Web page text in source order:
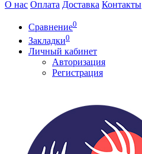
О нас Оплата Доставка Контакты
Сравнение0
Закладки0
Личный кабинет
Авторизация
Регистрация